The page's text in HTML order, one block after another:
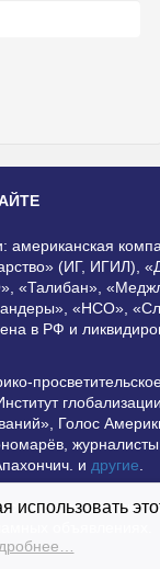
американская
(ИГ,
«НСО»,
в РФ и
Голос
и другие
при условии
объявлениях.